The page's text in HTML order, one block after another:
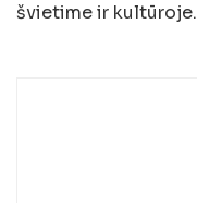
švietime ir kultūroje.